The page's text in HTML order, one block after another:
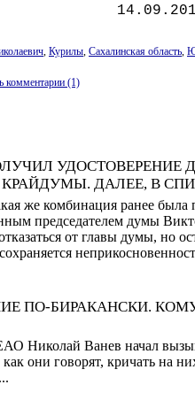
, Курилы, Сахалинская область,
комментарии (1)
УДОСТОВЕРЕНИЕ
ДАЛЕЕ, В
же комбинация ранее была
председателем думы
от главы думы, но
ПО-БИРАКАНСКИ.
Николай Ванев начал
они говорят, кричать на